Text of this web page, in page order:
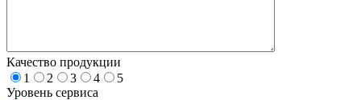
Качество продукции
1
2 3 4
5
Уровень сервиса